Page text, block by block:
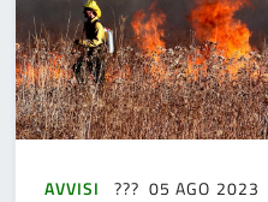
AVVISI 05 AGO 2023